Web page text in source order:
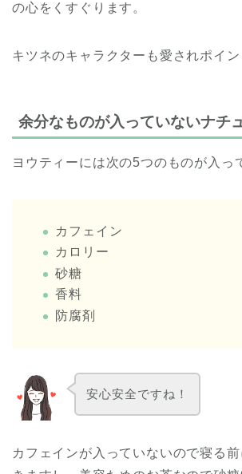
の心をくすぐります。
キツネのキャラクターも愛されポイン
余分なものが入っていないナチ
ヨウティーには次の5つのものが入っ
カフェイン
カロリー
砂糖
香料
防腐剤
安心安全ですね！
カフェインが入っていないので寝る